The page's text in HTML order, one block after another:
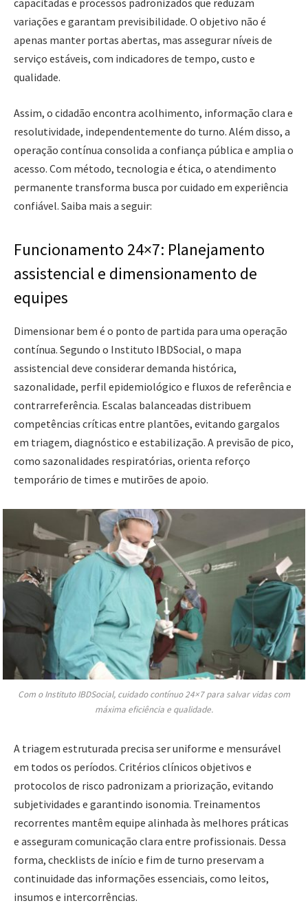
capacitadas e processos padronizados que reduzam
variações e garantam previsibilidade. O objetivo não é
apenas manter portas abertas, mas assegurar níveis de
serviço estáveis, com indicadores de tempo, custo e
qualidade.
Assim, o cidadão encontra acolhimento, informação clara e
resolutividade, independentemente do turno. Além disso, a
operação contínua consolida a confiança pública e amplia o
acesso. Com método, tecnologia e ética, o atendimento
permanente transforma busca por cuidado em experiência
confiável. Saiba mais a seguir:
Funcionamento 24×7: Planejamento
assistencial e dimensionamento de
equipes
Dimensionar bem é o ponto de partida para uma operação
contínua. Segundo o Instituto IBDSocial, o mapa
assistencial deve considerar demanda histórica,
sazonalidade, perfil epidemiológico e fluxos de referência e
contrarreferência. Escalas balanceadas distribuem
competências críticas entre plantões, evitando gargalos
em triagem, diagnóstico e estabilização. A previsão de pico,
como sazonalidades respiratórias, orienta reforço
temporário de times e mutirões de apoio.
Com o Instituto IBDSocial, cuidado contínuo 24×7 para salvar vidas com
máxima eficiência e qualidade.
A triagem estruturada precisa ser uniforme e mensurável
em todos os períodos. Critérios clínicos objetivos e
protocolos de risco padronizam a priorização, evitando
subjetividades e garantindo isonomia. Treinamentos
recorrentes mantêm equipe alinhada às melhores práticas
e asseguram comunicação clara entre profissionais. Dessa
forma, checklists de início e fim de turno preservam a
continuidade das informações essenciais, como leitos,
insumos e intercorrências.